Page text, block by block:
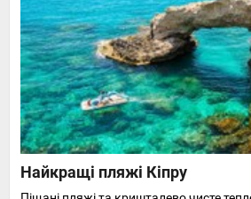
Найкращі пляжі Кіпру